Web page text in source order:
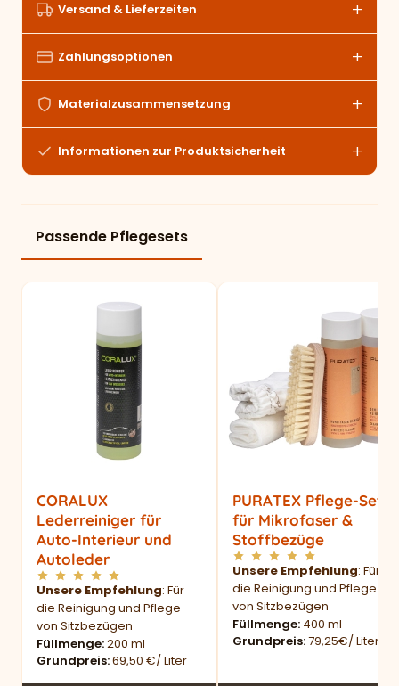
Versand & Lieferzeiten
Zahlungsoptionen
Materialzusammensetzung
Informationen zur Produktsicherheit
Passende Pflegesets
CORALUX
Lederreiniger für
Auto-Interieur und
Autoleder
Unsere Empfehlung: Für
die Reinigung und Pflege
von Sitzbezügen
Füllmenge 200 ml
Grundpreis 69,50 €/ Liter
PURATEX Pflege-Set
für Mikrofaser &
Stoffbezüge
Unsere Empfehlung: Für
die Reinigung und Pflege
von Sitzbezügen
Füllmenge 400 ml
Grundpreis 79,25€/ Liter